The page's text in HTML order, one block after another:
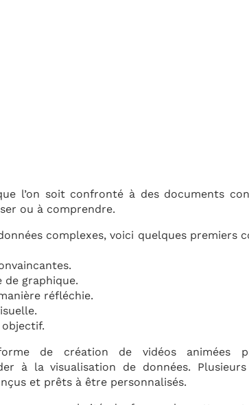
l’on soit confronté à des documents
ou à comprendre.
complexes, voici quelques premiers
de graphique.
réfléchie.
objectif.
de création de vidéos animées
à la visualisation de données.
et prêts à être personnalisés.